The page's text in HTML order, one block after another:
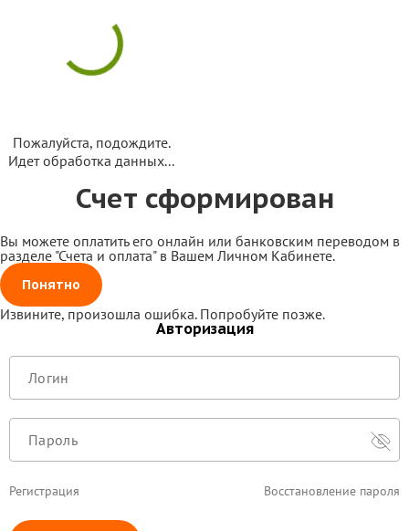
Пожалуйста, подождите.
Идет обработка данных...
Счет сформирован
Вы можете оплатить его онлайн или банковским переводом в
разделе "Счета и оплата" в Вашем Личном Кабинете.
Понятно
Извините, произошла ошибка. Попробуйте позже.
Авторизация
Регистрация Восстановление пароля